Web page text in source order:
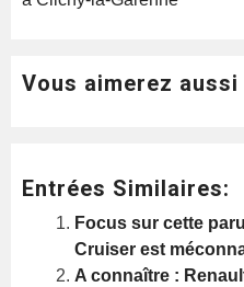
Vous aimerez aussi
Entrées Similaires:
Focus sur cette
Cruiser est
A connaître :